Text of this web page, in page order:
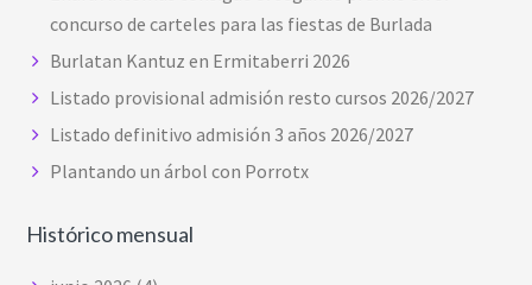
concurso de carteles para las fiestas de Burlada
Burlatan Kantuz en Ermitaberri 2026
Listado provisional admisión resto cursos 2026/2027
Listado definitivo admisión 3 años 2026/2027
Plantando un árbol con Porrotx
Histórico mensual